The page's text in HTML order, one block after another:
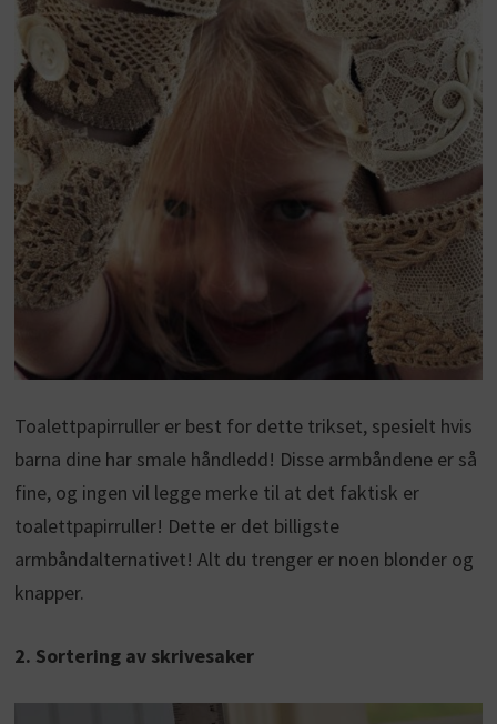
Toalettpapirruller er best for dette trikset, spesielt hvis
barna dine har smale håndledd! Disse armbåndene er så
fine, og ingen vil legge merke til at det faktisk er
toalettpapirruller! Dette er det billigste
armbåndalternativet! Alt du trenger er noen blonder og
knapper.
2. Sortering av skrivesaker